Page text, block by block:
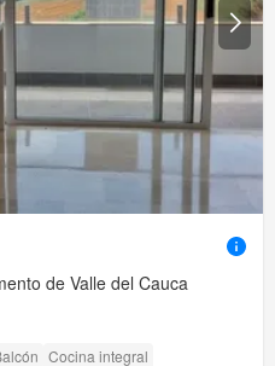
de Valle del Cauca
Cocina integral